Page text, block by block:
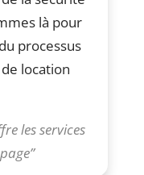
là pour
processus
location
les services